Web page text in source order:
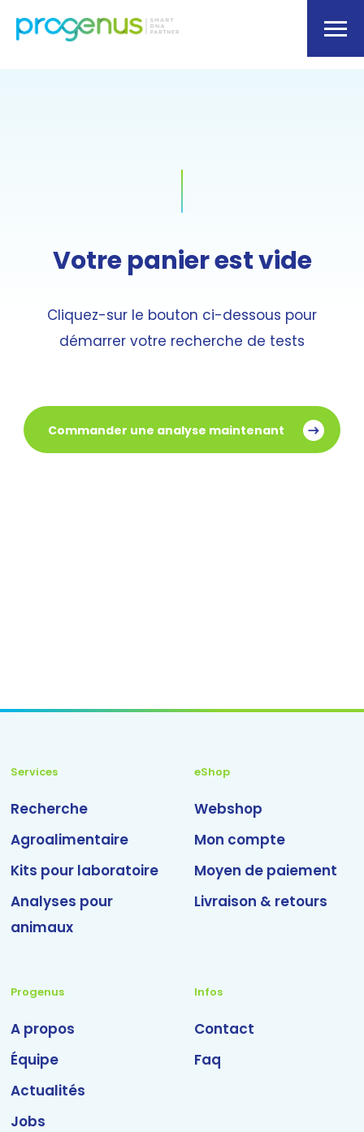
Votre panier est vide
Cliquez-sur le bouton ci-dessous pour
démarrer votre recherche de tests
Commander une analyse maintenant
Services
Recherche
Agroalimentaire
Kits pour laboratoire
Analyses pour
animaux
eShop
Webshop
Mon compte
Moyen de paiement
Livraison & retours
Progenus
A propos
Équipe
Actualités
Jobs
Infos
Contact
Faq